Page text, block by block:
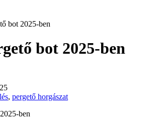
bot 2025-ben
, pergető horgászat